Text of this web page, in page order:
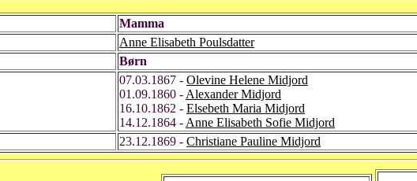
Mamma
Anne Elisabeth Poulsdatter
Børn
07.03.1867 - Olevine Helene Midjord
01.09.1860 - Alexander Midjord
16.10.1862 - Elsebeth Maria Midjord
14.12.1864 - Anne Elisabeth Sofie Midjord
23.12.1869 - Christiane Pauline Midjord